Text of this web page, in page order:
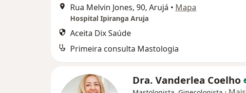
Rua Melvin Jones, 90, Arujá • Mapa
Hospital Ipiranga Aruja
Aceita Dix Saúde
Primeira consulta Mastologia
Dra. Vanderlea Coelho